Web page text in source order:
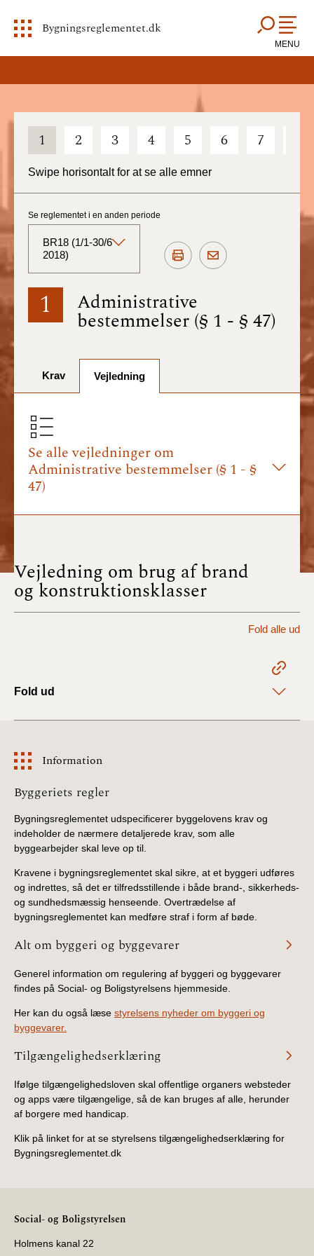
Bygningsreglementet.dk
MENU
1 2 3 4 5 6 7
Swipe horisontalt for at se alle emner
1 Administrative
bestemmelser (§ 1 - § 47)
Se reglementet i en anden periode
BR18 (1/1-30/6
2018)
BR18 (Aktuelt)
BR18 (1/7-31/12
BR18 (1/1-30/6
BR18 (1/7- 31/12
2024)
BR18 (1/1- 30/06
2024)
BR18 (17/9 - 31/12
2022)
BR18 (29/6 - 31/12
BR18 (1/7-31/12
2020)
BR18 (10/3-30/6
2020)
BR18 (1/1-9/3 2020)
BR18 (4/7-31/12
BR18 (1/7-31/12
2018)
BR18 (1/1-30/6
2018)
BR15 (2015-2018)
Krav Vejledning
Se alle vejledninger om
Administrative bestemmelser (§ 1 - §
47)
Vejledning om brug af brand
og konstruktionsklasser
Fold alle ud
Fold ud
Information
Information
Byggeriets regler
Bygningsreglementet udspecificerer byggelovens krav og
indeholder de nærmere detaljerede krav, som alle
byggearbejder skal leve op til.
Kravene i bygningsreglementet skal sikre, at et byggeri udføres
og indrettes, så det er tilfredsstillende i både brand-, sikkerheds-
og sundhedsmæssig henseende. Overtrædelse af
bygningsreglementet kan medføre straf i form af bøde.
Alt om byggeri og byggevarer
Generel information om regulering af byggeri og byggevarer
findes på Social- og Boligstyrelsens hjemmeside.
Her kan du også læse styrelsens nyheder om byggeri og
byggevarer.
Tilgængelighedserklæring
Ifølge tilgængelighedsloven skal offentlige organers websteder
og apps være tilgængelige, så de kan bruges af alle, herunder
af borgere med handicap.
Klik på linket for at se styrelsens tilgængelighedserklæring for
Bygningsreglementet.dk
Social- og Boligstyrelsen
Holmens kanal 22